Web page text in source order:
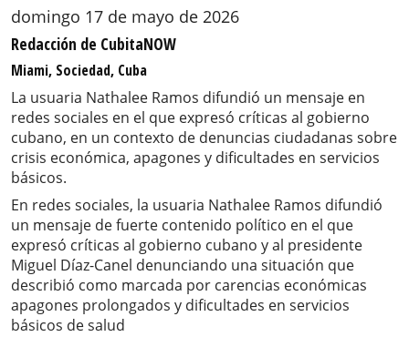
domingo 17 de mayo de 2026
Redacción de CubitaNOW
Miami, Sociedad, Cuba
La usuaria Nathalee Ramos difundió un mensaje en
redes sociales en el que expresó críticas al gobierno
cubano, en un contexto de denuncias ciudadanas sobre
crisis económica, apagones y dificultades en servicios
básicos.
En redes sociales, la usuaria Nathalee Ramos difundió
un mensaje de fuerte contenido político en el que
expresó críticas al gobierno cubano y al presidente
Miguel Díaz-Canel denunciando una situación que
describió como marcada por carencias económicas
apagones prolongados y dificultades en servicios
básicos de salud